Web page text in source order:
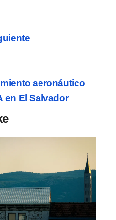
aeronáutico
en El Salvador